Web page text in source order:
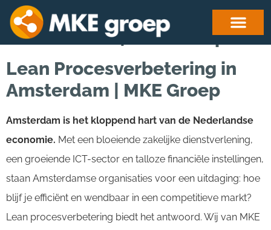
Lean Procesverbetering in
Amsterdam | MKE Groep
Lean Procesverbetering in
Amsterdam | MKE Groep
Amsterdam is het kloppend hart van de Nederlandse
economie. Met een bloeiende zakelijke dienstverlening,
een groeiende ICT-sector en talloze financiële instellingen,
staan Amsterdamse organisaties voor een uitdaging: hoe
blijf je efficiënt en wendbaar in een competitieve markt?
Lean procesverbetering biedt het antwoord. Wij van MKE